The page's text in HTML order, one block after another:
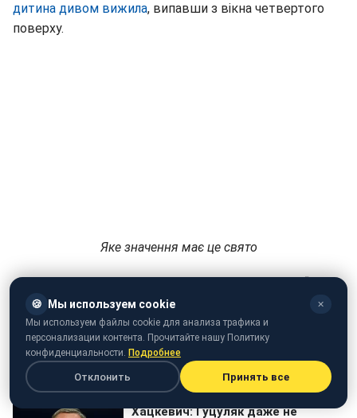
дитина дивом вижила, випавши з вікна четвертого
поверху.
Яке значення має це свято
🍪 Мы используем cookie ✕
Мы используем файлы cookie для анализа трафика и
персонализации контента. Прочитайте нашу Политику
конфиденциальности. Подробнее
Отклонить Принять все